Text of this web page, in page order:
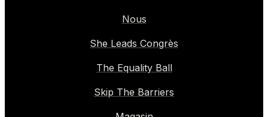
Nous
She Leads Congrès
The Equality Ball
Skip The Barriers